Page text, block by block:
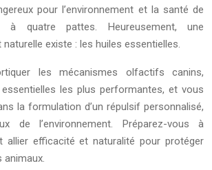
pour l’environnement et la santé de
à quatre pattes. Heureusement, une
existe : les huiles essentielles.
les mécanismes olfactifs canins,
les plus performantes, et vous
la formulation d’un répulsif personnalisé,
de l’environnement. Préparez-vous à
allier efficacité et naturalité pour protéger
animaux.